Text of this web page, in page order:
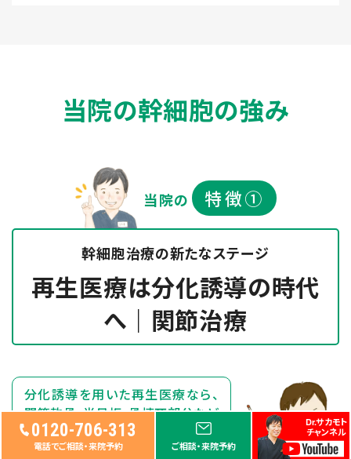
0120-706-313
電話でご相談・来院予約 ご相談・来院予約
Dr.サカモト
チャンネル
当院の幹細胞の強み
当院の 特徴①
幹細胞治療の新たなステージ
再生医療は分化誘導の時代
へ｜関節治療
分化誘導を用いた再生医療なら、
関節軟骨、半月板、骨壊死部分など
をより多く修復させることが可能に
なります。